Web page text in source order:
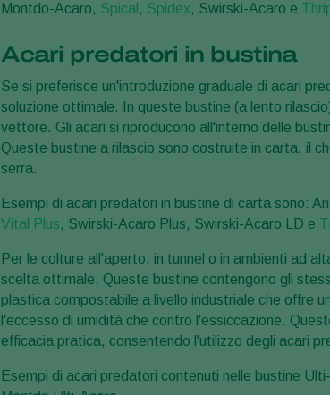
Montdo-Acaro, Spical , Spidex, Swirski-Acaro e
Acari predatori in bustina
Se si preferisce un'introduzione graduale di acari
soluzione ottimale. In queste bustine (a lento
vettore. Gli acari si riproducono all'interno delle
Queste bustine a rilascio sono costruite in carta, il
serra.
Esempi di acari predatori in bustine di carta sono:
Vital Plus, Swirski-Acaro Plus, Swirski-Acaro LD e
Per le colture all'aperto, in tunnel o in ambienti ad
scelta ottimale. Queste bustine contengono gli
plastica compostabile a livello industriale che offre
l'eccesso di umidità che contro l'essiccazione.
efficacia pratica, consentendo l'utilizzo degli acari
Esempi di acari predatori contenuti nelle bustine